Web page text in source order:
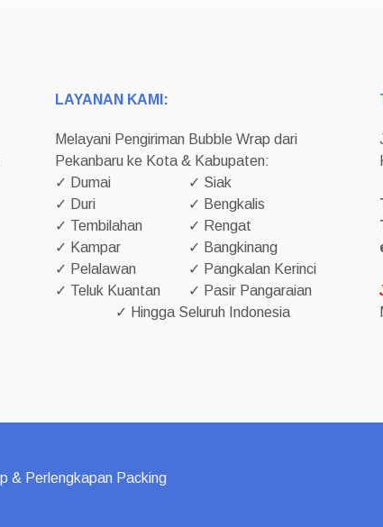
LAYANAN KAMI:
Melayani Pengiriman Bubble Wrap dari
Pekanbaru ke Kota & Kabupaten:
✓ Dumai
✓ Siak
✓ Duri
✓ Bengkalis
✓ Tembilahan
✓ Rengat
✓ Kampar
✓ Bangkinang
✓ Pelalawan
✓ Pangkalan Kerinci
✓ Teluk Kuantan
✓ Pasir Pangaraian
✓ Hingga Seluruh Indonesia
& Perlengkapan Packing